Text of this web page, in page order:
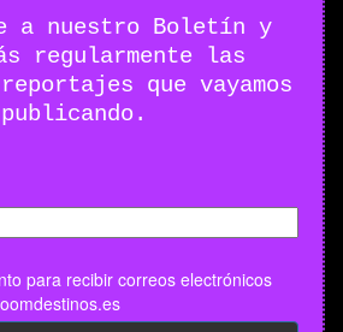
a nuestro Boletín y
regularmente las
que vayamos
publicando.
para recibir correos electrónicos